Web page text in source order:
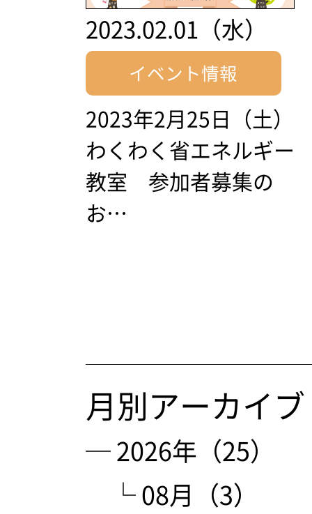
2023.02.01（水）
イベント情報
2023年2月25日（土）
わくわく省エネルギー
教室 参加者募集の
お…
月別アーカイブ
─ 2026年（25）
└ 08月（3）